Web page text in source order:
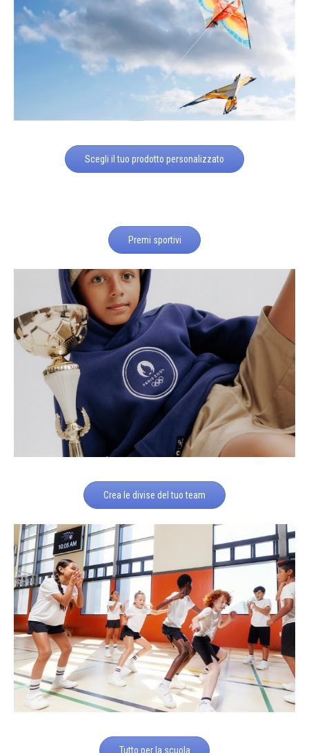
Scegli il tuo prodotto personalizzato
Premi sportivi
Crea le divise del tuo team
Tutto per la scuola